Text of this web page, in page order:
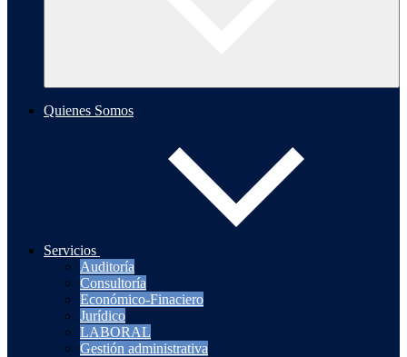
Quienes Somos
Servicios
Auditoría
Consultoría
Económico-Finaciero
Jurídico
LABORAL
Gestión administrativa